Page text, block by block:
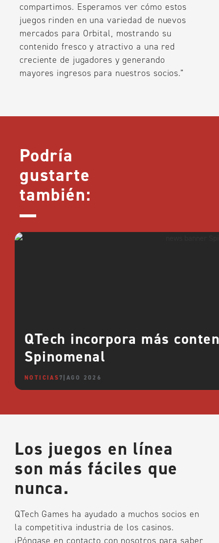
compartimos. Esperamos ver cómo estos
juegos rinden en una variedad de nuevos
mercados para Orbital, mostrando su
contenido fresco y atractivo a una red
creciente de jugadores y generando
mayores ingresos para nuestros socios.”
Podría
gustarte
también:
QTech incorpora más
Spinomenal
NOTICIAS7 AGO 2026
Los juegos en línea
son más fáciles que
nunca.
QTech Games ha ayudado a muchos socios en
la competitiva industria de los casinos.